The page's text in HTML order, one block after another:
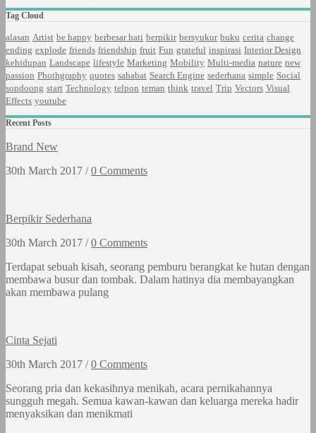
Tag Cloud
alasan Artist be happy berbesar hati berpikir bersyukur buku cerita change
ending explode friends friendship fruit Fun grateful inspirasi Interior Design
kehidupan Landscape lifestyle Marketing Mobility Multi-media nature new
passion Phothgraphy quotes sahabat Search Engine sederhana simple Social
sondoong start Technology telpon teman think travel Trip Vectors Visual
Effects youtube
Recent Posts
Brand New
30th March 2017 /0 Comments
Berpikir Sederhana
30th March 2017 /0 Comments
Terdapat sebuah kisah, seorang pemburu berangkat ke hutan dengan
membawa busur dan tombak. Dalam hatinya dia membayangkan
akan membawa pulang
Cinta Sejati
30th March 2017 /0 Comments
Seorang pria dan kekasihnya menikah, acara pernikahannya
sungguh megah. Semua kawan-kawan dan keluarga mereka hadir
menyaksikan dan menikmati